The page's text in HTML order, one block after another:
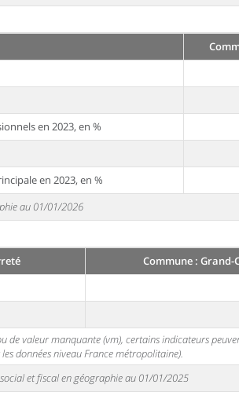
en 2023, en %
en 2023, en %
au 01/01/2026
Commune : Grand-
de valeur manquante (vm), certains indicateurs
données niveau France métropolitaine).
et fiscal en géographie au 01/01/2025